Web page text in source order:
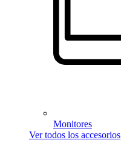
Monitores
Ver todos los accesorios